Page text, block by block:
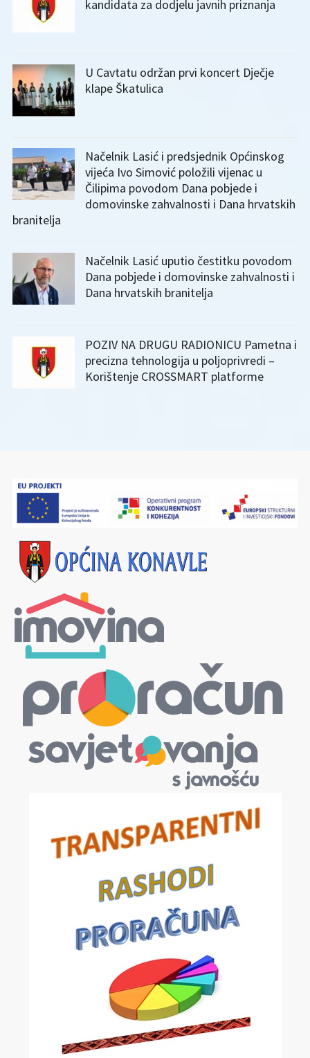
kandidata za dodjelu javnih priznanja
U Cavtatu održan prvi koncert Dječje
klape Škatulica
Načelnik Lasić i predsjednik Općinskog
vijeća Ivo Simović položili vijenac u
Čilipima povodom Dana pobjede i
domovinske zahvalnosti i Dana hrvatskih
branitelja
Načelnik Lasić uputio čestitku povodom
Dana pobjede i domovinske zahvalnosti i
Dana hrvatskih branitelja
POZIV NA DRUGU RADIONICU Pametna i
precizna tehnologija u poljoprivredi –
Korištenje CROSSMART platforme